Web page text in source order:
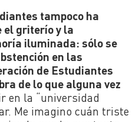
tampoco ha
el griterío y la
iluminada: sólo se
en las
de Estudiantes
de lo que alguna vez
en la “universidad
Me imagino cuán triste